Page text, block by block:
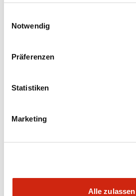
Notwendig
Präferenzen
Statistiken
Marketing
Alle zulassen
Spezifikationen
Mounting and Installation
Dokumente und Dateien